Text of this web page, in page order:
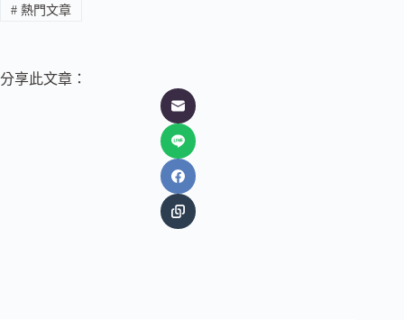
#熱門文章
分享此文章：